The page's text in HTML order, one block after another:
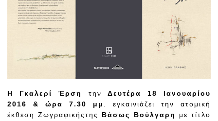
Η Γκαλερί Έρση την Δευτέρα 18 Ιανουαρίου
2016 & ώρα 7.30 μμ . εγκαινιάζει την ατομική
έκθεση Ζωγραφικήςτης
Βάσως Βούλγαρη με τίτλο